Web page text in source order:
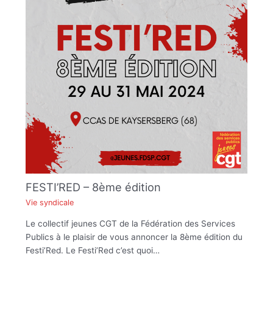
FESTI’RED – 8ème édition
Vie syndicale
Le collectif jeunes CGT de la Fédération des Services
Publics à le plaisir de vous annoncer la 8ème édition du
Festi’Red. Le Festi’Red c’est quoi…